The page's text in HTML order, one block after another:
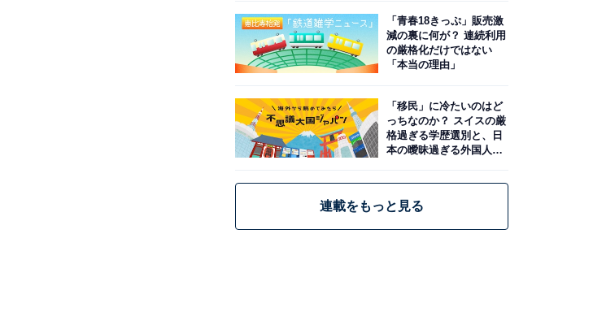
「青春18きっぷ」販売激
減の裏に何が？ 連続利用
の厳格化だけではない
「本当の理由」
「移民」に冷たいのはど
っちなのか？ スイスの厳
格過ぎる学歴選別と、日
本の曖昧過ぎる外国人政
連載をもっと見る